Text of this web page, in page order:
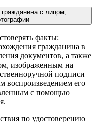
с лицом,
факты:
гражданина в
документов, а также
изображенным на
подписи
воспроизведением его
с помощью
по удостоверению